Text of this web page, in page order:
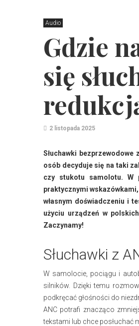
Audio
Gdzie
się
2 listopada 2025
Słuchawki
osób decyduje się na taki
czy stukotu samolotu. W
praktycznymi
własnym doświadczeniu i
użyciu urządzeń w
Zaczynamy!
Słuchawki z
W samolocie, pociągu i
silników. Dzięki temu
podkręcać głośności do
ANC potrafi znacząco
tekstami lub chce posłuchać